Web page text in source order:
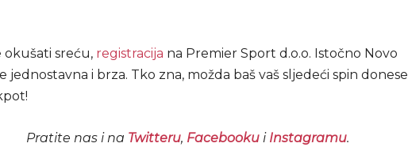
okušati sreću, registracija na Premier Sport d.o.o. Istočno Novo
jednostavna i brza. Tko zna, možda baš vaš sljedeći spin donese
Pratite nas i na Twitteru, Facebookui Instagramu.